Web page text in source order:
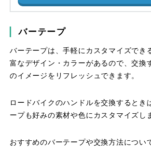
バーテープ
バーテープは、手軽にカスタマイズでき
富なデザイン・カラーがあるので、交換
のイメージをリフレッシュできます。
ロードバイクのハンドルを交換するとき
ープも好みの素材や色にカスタマイズし
おすすめのバーテープや交換方法につい